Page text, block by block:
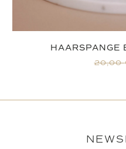
HAARSPANGE
20,00